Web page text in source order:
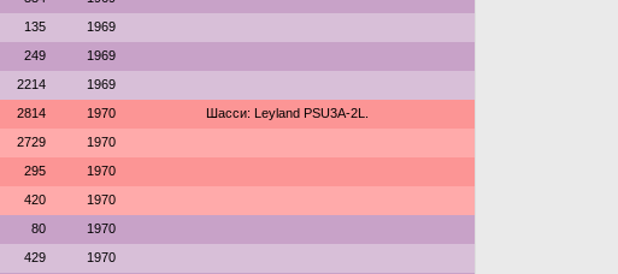
135 1969
249 1969
2214 1969
2814 1970 Шасси: Leyland PSU3A-2L.
2729 1970
295 1970
420 1970
80 1970
429 1970